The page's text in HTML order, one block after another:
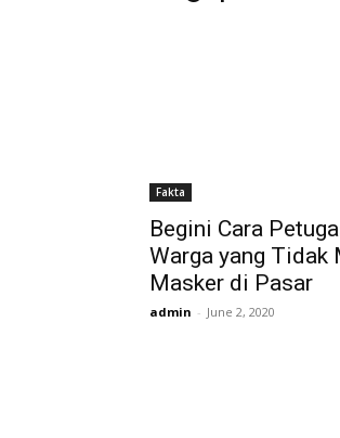
Fakta
Begini Cara
Warga yang Tidak
Masker di Pasar
admin - June 2, 2020